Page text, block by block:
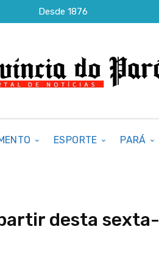
Desde 1876
ESPORTE PARÁ
desta sexta-